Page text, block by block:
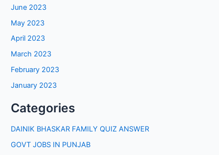
June 2023
May 2023
April 2023
March 2023
February 2023
January 2023
Categories
DAINIK BHASKAR FAMILY QUIZ ANSWER
GOVT JOBS IN PUNJAB